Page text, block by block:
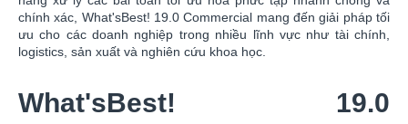
chính xác, What'sBest! 19.0 Commercial mang đến giải pháp tối
ưu cho các doanh nghiệp trong nhiều lĩnh vực như tài chính,
logistics, sản xuất và nghiên cứu khoa học.
What'sBest! 19.0